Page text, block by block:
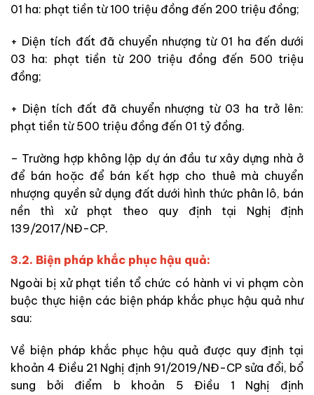
01 ha: phạt tiền từ 100 triệu đồng đến 200 triệu đồng;
+ Diện tích đất đã chuyển nhượng từ 01 ha đến dưới
03 ha: phạt tiền từ 200 triệu đồng đến 500 triệu
đồng;
+ Diện tích đất đã chuyển nhượng từ 03 ha trở lên:
phạt tiền từ 500 triệu đồng đến 01 tỷ đồng.
– Trường hợp không lập dự án đầu tư xây dựng nhà ở
để bán hoặc để bán kết hợp cho thuê mà chuyển
nhượng quyền sử dụng đất dưới hình thức phân lô, bán
nền thì xử phạt theo quy định tại Nghị định
139/2017/NĐ-CP.
3.2. Biện pháp khắc phục hậu quả:
Ngoài bị xử phạt tiền tổ chức có hành vi vi phạm còn
buộc thực hiện các biện pháp khắc phục hậu quả như
sau:
Về biện pháp khắc phục hậu quả được quy định tại
khoản 4 Điều 21 Nghị định 91/2019/NĐ-CP sửa đổi, bổ
sung bởi điểm b khoản 5 Điều 1 Nghị định